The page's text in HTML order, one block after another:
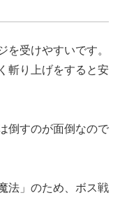
を受けやすいです。
斬り上げをすると安
倒すのが面倒なので
法」のため、ボス戦